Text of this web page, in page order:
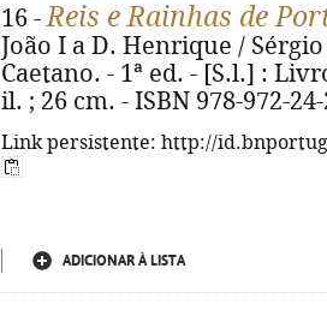
16 -Reis e Rainhas de
João I a D. Henrique /
Caetano. - 1ª ed. - [S.l.] :
il. ; 26 cm. - ISBN 978-972-
Link persistente: http://
ADICIONAR À LISTA